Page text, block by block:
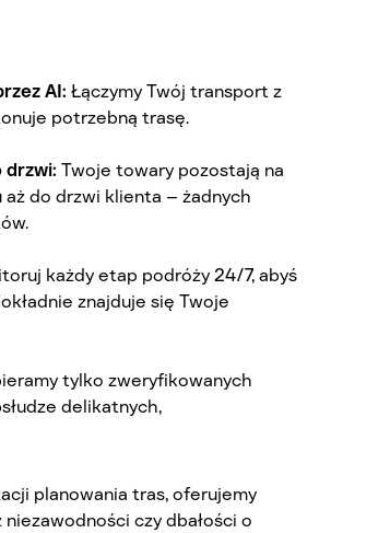
AI: Łączymy Twój transport z
potrzebną trasę.
drzwi: Twoje towary pozostają na
do drzwi klienta – żadnych
każdy etap podróży 24/7, abyś
znajduje się Twoje
tylko zweryfikowanych
delikatnych,
planowania tras, oferujemy
czy dbałości o